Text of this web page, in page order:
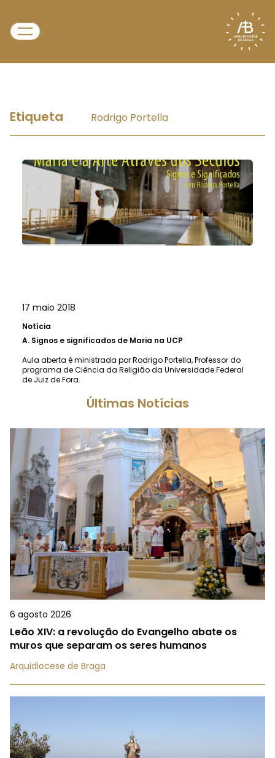
Etiqueta Rodrigo Portella
17 maio 2018
Notícia
A. Signos e significados de Maria na UCP
Aula aberta é ministrada por Rodrigo Portella, Professor do
programa de Ciência da Religião da Universidade Federal
de Juiz de Fora.
Últimas Notícias
6 agosto 2026
Leão XIV: a revolução do Evangelho abate os
muros que separam os seres humanos
Arquidiocese de Braga